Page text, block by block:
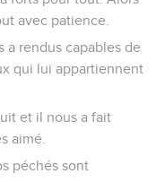
avec patience.
a rendus capables de
qui lui appartiennent
et il nous a fait
aimé.
péchés sont